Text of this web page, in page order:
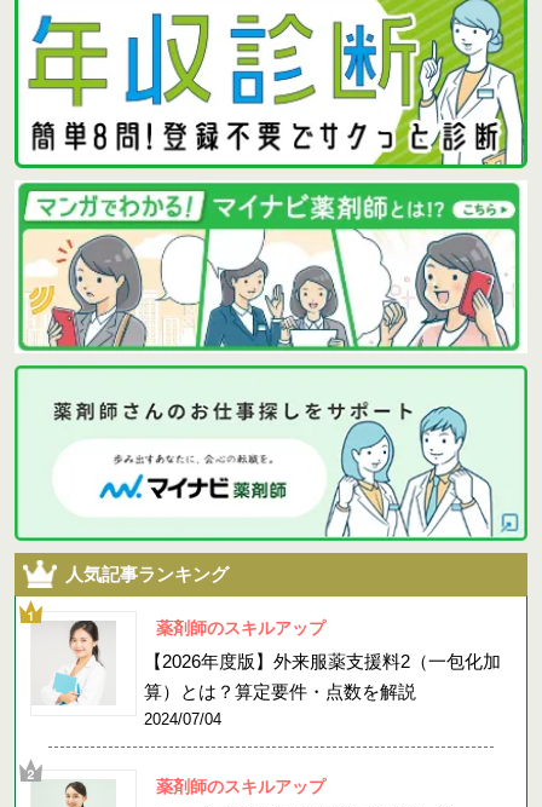
人気記事ランキング
薬剤師のスキルアップ
【2026年度版】外来服薬支援料2（一包化加
算）とは？算定要件・点数を解説
2024/07/04
薬剤師のスキルアップ